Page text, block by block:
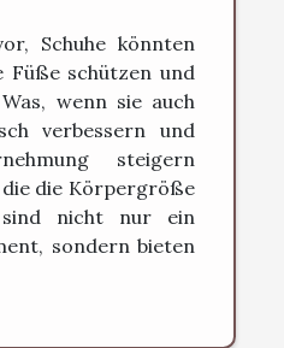
Schuhe könnten
schützen und
wenn sie auch
verbessern und
steigern
die die Körpergröße
sind nicht nur ein
sondern bieten